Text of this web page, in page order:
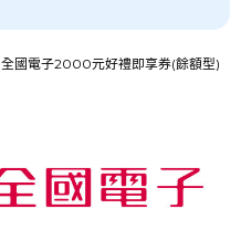
全國電子2000元好禮即享券(餘額型)